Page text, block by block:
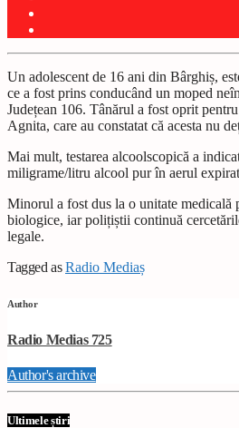
Un adolescent de 16 ani din Bârghiș,
ce a fost prins conducând un moped
Județean 106. Tânărul a fost oprit
Agnita, care au constatat că acesta nu
Mai mult, testarea alcoolscopică a
miligrame/litru alcool pur în aerul
Minorul a fost dus la o unitate medicală
biologice, iar polițiștii continuă
legale.
Tagged asRadio Mediaș
Author
Radio Medias 725
Author's archive
Ultimele știri